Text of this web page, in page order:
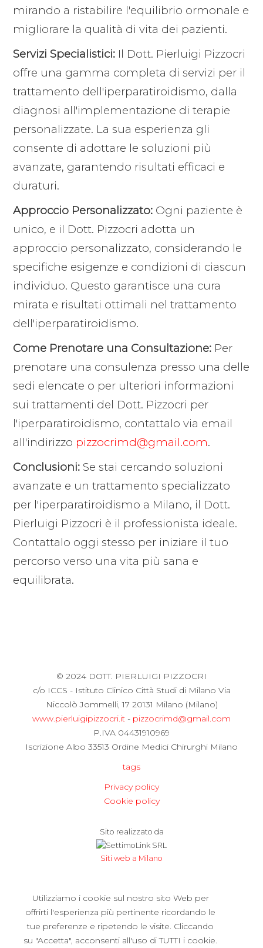
mirando a ristabilire l'equilibrio ormonale e
migliorare la qualità di vita dei pazienti.
Servizi Specialistici: Il Dott. Pierluigi Pizzocri
offre una gamma completa di servizi per il
trattamento dell'iperparatiroidismo, dalla
diagnosi all'implementazione di terapie
personalizzate. La sua esperienza gli
consente di adottare le soluzioni più
avanzate, garantendo risultati efficaci e
duraturi.
Approccio Personalizzato: Ogni paziente è
unico, e il Dott. Pizzocri adotta un
approccio personalizzato, considerando le
specifiche esigenze e condizioni di ciascun
individuo. Questo garantisce una cura
mirata e risultati ottimali nel trattamento
dell'iperparatiroidismo.
Come Prenotare una Consultazione: Per
prenotare una consulenza presso una delle
sedi elencate o per ulteriori informazioni
sui trattamenti del Dott. Pizzocri per
l'iperparatiroidismo, contattalo via email
all'indirizzo pizzocrimd@gmail.com.
Conclusioni: Se stai cercando soluzioni
avanzate e un trattamento specializzato
per l'iperparatiroidismo a Milano, il Dott.
Pierluigi Pizzocri è il professionista ideale.
Contattalo oggi stesso per iniziare il tuo
percorso verso una vita più sana e
equilibrata.
© 2024 DOTT. PIERLUIGI PIZZOCRI
c/o ICCS - Istituto Clinico Città Studi di Milano Via
Niccolò Jommelli, 17 20131 Milano (Milano)
www.pierluigipizzocri.it - pizzocrimd@gmail.com
P.IVA 04431910969
Iscrizione Albo 33513 Ordine Medici Chirurghi Milano
tags
Privacy policy
Cookie policy
Sito realizzato da
Siti web a Milano
Utilizziamo i cookie sul nostro sito Web per
offrirti l'esperienza più pertinente ricordando le
tue preferenze e ripetendo le visite. Cliccando
su "Accetta", acconsenti all'uso di TUTTI i cookie.